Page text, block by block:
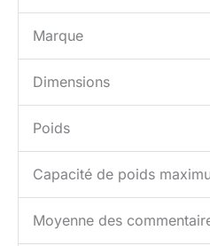
Marque
Dimensions
Poids
Capacité de poids
Moyenne des